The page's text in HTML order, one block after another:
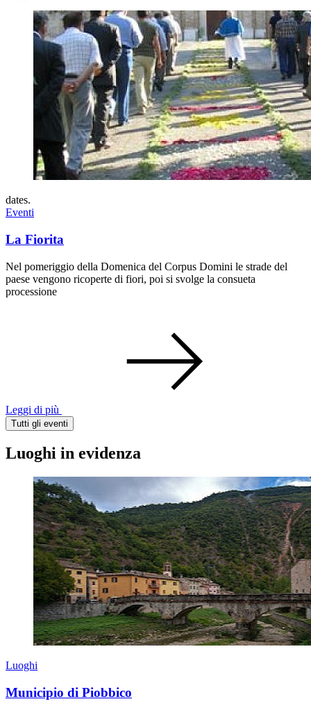
dates.
Eventi
La Fiorita
Nel pomeriggio della Domenica del Corpus Domini le strade del
paese vengono ricoperte di fiori, poi si svolge la consueta
processione
Leggi di più
Tutti gli eventi
Luoghi in evidenza
Luoghi
Municipio di Piobbico